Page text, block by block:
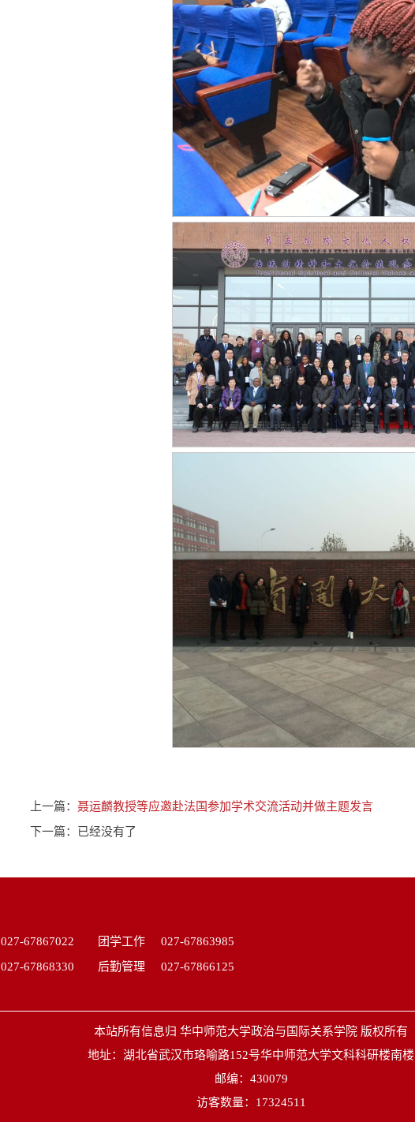
上一篇： 聂运麟教授等应邀赴法国参加学术交流活动并做主题发言
下一篇：已经没有了
027-67867022 团学工作
027-67863985
027-67868330 后勤管理 027-67866125
本站所有信息归 华中师范大学政治与国际关系学院 版权所有
地址：湖北省武汉市珞喻路152号华中师范大学文科科研楼南楼
邮编：430079
访客数量： 17324511